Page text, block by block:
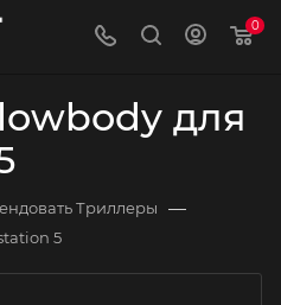
0
для
Триллеры —
5